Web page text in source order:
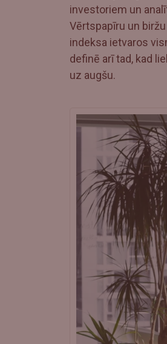
investoriem un
Vērtspapīru un
indeksa ietvaros
definē arī tad, kad
uz augšu.